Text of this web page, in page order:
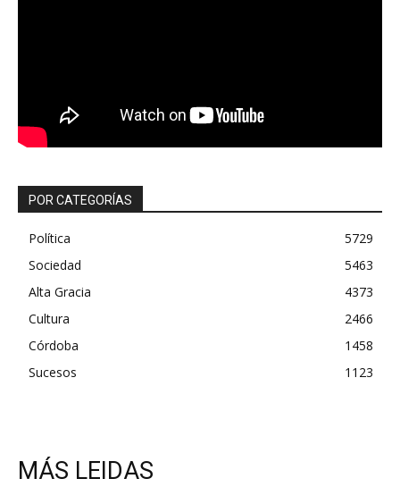
POR CATEGORÍAS
Política
5729
Sociedad
5463
Alta Gracia
4373
Cultura
2466
Córdoba
1458
Sucesos
1123
MÁS LEIDAS